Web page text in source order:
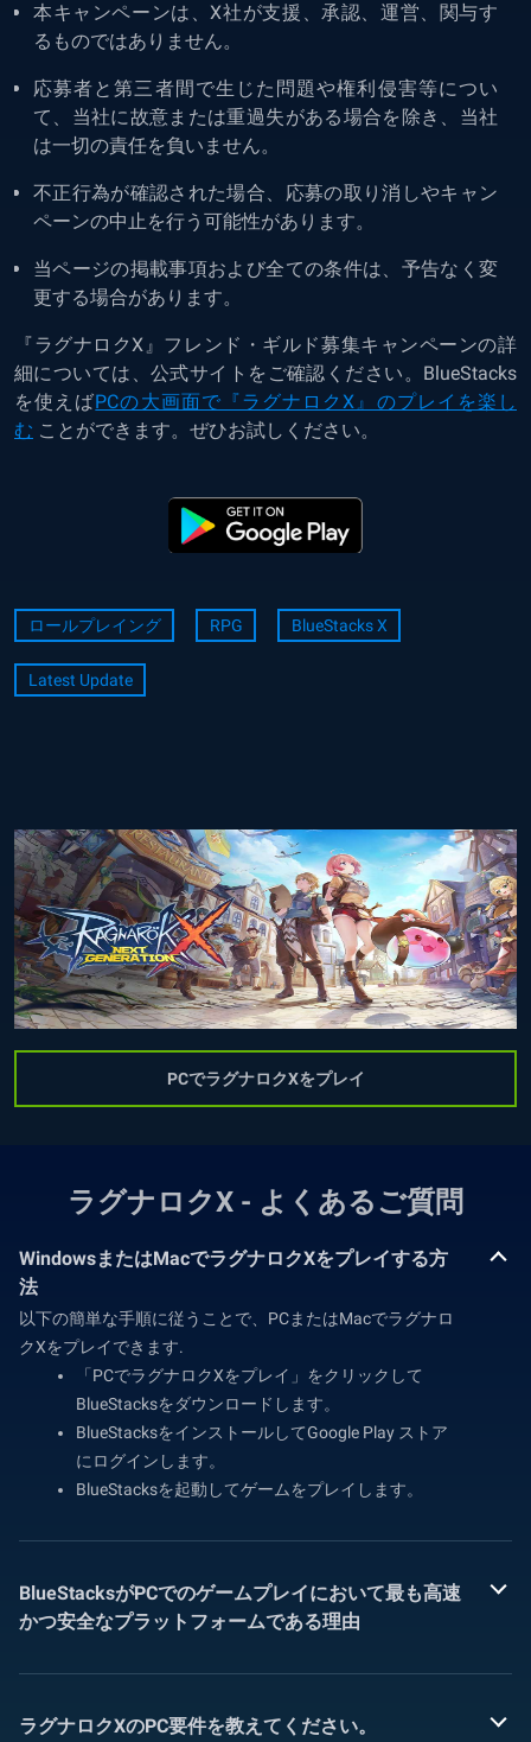
本キャンペーンは、X社が支援、承認、運営、関与す
るものではありません。
応募者と第三者間で生じた問題や権利侵害等につい
て、当社に故意または重過失がある場合を除き、当社
は一切の責任を負いません。
不正行為が確認された場合、応募の取り消しやキャン
ペーンの中止を行う可能性があります。
当ページの掲載事項および全ての条件は、予告なく変
更する場合があります。
『ラグナロクX』フレンド・ギルド募集キャンペーンの詳
細については、公式サイトをご確認ください。BlueStacks
を使えばPCの大画面で『ラグナロクX』のプレイを楽し
む ことができます。ぜひお試しください。
ロールプレイング RPG BlueStacks X
Latest Update
PCでラグナロクXをプレイ
ラグナロクX - よくあるご質問
WindowsまたはMacでラグナロクXをプレイする方
法
以下の簡単な手順に従うことで、PCまたはMacでラグナロ
クXをプレイできます.
「PCでラグナロクXをプレイ」をクリックして
BlueStacksをダウンロードします。
BlueStacksをインストールしてGoogle Play ストア
にログインします。
BlueStacksを起動してゲームをプレイします。
BlueStacksがPCでのゲームプレイにおいて最も高速
かつ安全なプラットフォームである理由
ラグナロクXのPC要件を教えてください。